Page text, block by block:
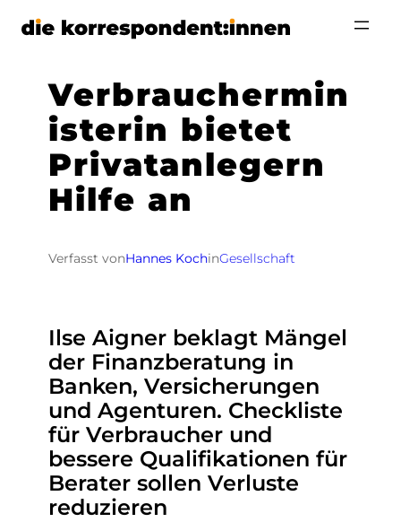
Zum
Verbrauchermin
isterin bietet
Privatanlegern
Hilfe an
Verfasst vonHannes KochinGesellschaft
Ilse Aigner beklagt Mängel
der Finanzberatung in
Banken, Versicherungen
und Agenturen. Checkliste
für Verbraucher und
bessere Qualifikationen für
Berater sollen Verluste
reduzieren